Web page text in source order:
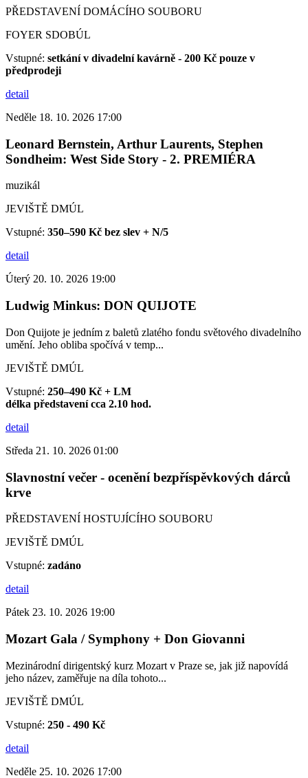
PŘEDSTAVENÍ DOMÁCÍHO SOUBORU
FOYER SDOBÚL
Vstupné: setkání v divadelní kavárně - 200 Kč pouze v
předprodeji
detail
Neděle 18. 10. 2026 17:00
Leonard Bernstein, Arthur Laurents, Stephen
Sondheim: West Side Story - 2. PREMIÉRA
muzikál
JEVIŠTĚ DMÚL
Vstupné: 350–590 Kč bez slev + N/5
detail
Úterý 20. 10. 2026 19:00
Ludwig Minkus: DON QUIJOTE
Don Quijote je jedním z baletů zlatého fondu světového divadelního
umění. Jeho obliba spočívá v temp...
JEVIŠTĚ DMÚL
Vstupné: 250–490 Kč + LM
délka představení cca 2.10 hod.
detail
Středa 21. 10. 2026 01:00
Slavnostní večer - ocenění bezpříspěvkových dárců
krve
PŘEDSTAVENÍ HOSTUJÍCÍHO SOUBORU
JEVIŠTĚ DMÚL
Vstupné: zadáno
detail
Pátek 23. 10. 2026 19:00
Mozart Gala / Symphony + Don Giovanni
Mezinárodní dirigentský kurz Mozart v Praze se, jak již napovídá
jeho název, zaměřuje na díla tohoto...
JEVIŠTĚ DMÚL
Vstupné: 250 - 490 Kč
detail
Neděle 25. 10. 2026 17:00